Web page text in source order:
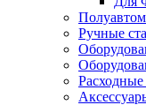
Ручные